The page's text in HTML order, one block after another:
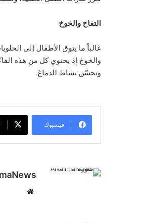
التفاح والخوخ
غالباً ما يتوق الأطفال إلى
والخوخ إذ يحتوي كل من هذه
وتحسّن نشاط الدماغ.
فيسبوك